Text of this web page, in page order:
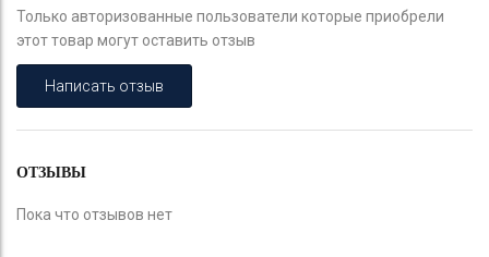
Только авторизованные пользователи которые приобрели
этот товар могут оставить отзыв
Написать отзыв
ОТЗЫВЫ
Пока что отзывов нет